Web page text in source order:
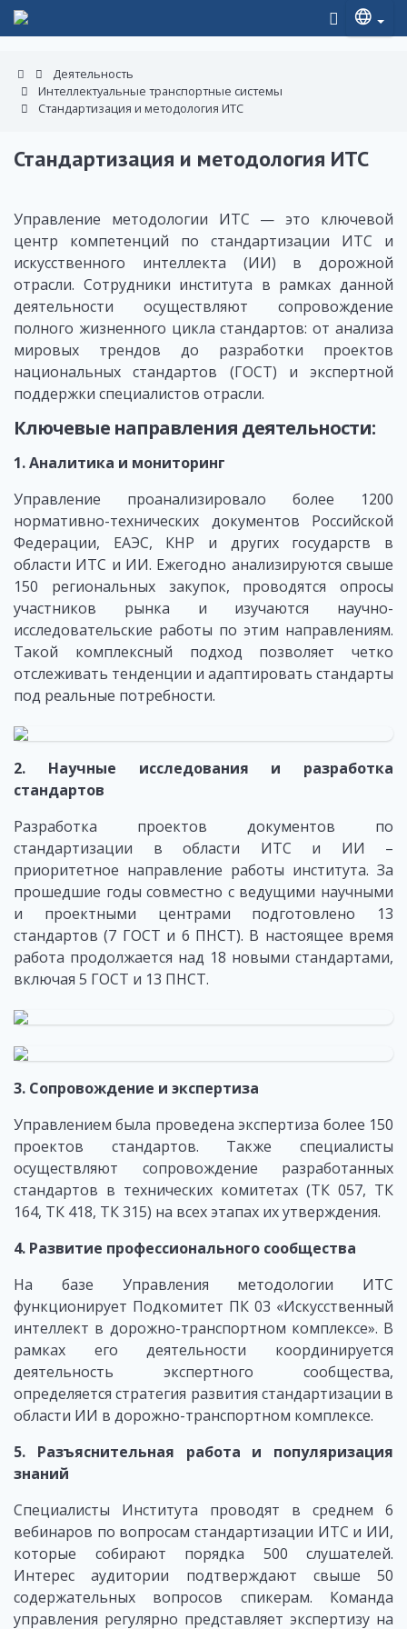
Деятельность
Интеллектуальные транспортные системы
Стандартизация и методология ИТС
Стандартизация и методология ИТС
Управление методологии ИТС — это ключевой
центр компетенций по стандартизации ИТС и
искусственного интеллекта (ИИ) в дорожной
отрасли. Сотрудники института в рамках данной
деятельности осуществляют сопровождение
полного жизненного цикла стандартов: от анализа
мировых трендов до разработки проектов
национальных стандартов (ГОСТ) и экспертной
поддержки специалистов отрасли.
Ключевые направления деятельности:
1. Аналитика и мониторинг
Управление проанализировало более 1200
нормативно-технических документов Российской
Федерации, ЕАЭС, КНР и других государств в
области ИТС и ИИ. Ежегодно анализируются свыше
150 региональных закупок, проводятся опросы
участников рынка и изучаются научно-
исследовательские работы по этим направлениям.
Такой комплексный подход позволяет четко
отслеживать тенденции и адаптировать стандарты
под реальные потребности.
2. Научные исследования и разработка
стандартов
Разработка проектов документов по
стандартизации в области ИТС и ИИ –
приоритетное направление работы института. За
прошедшие годы совместно с ведущими научными
и проектными центрами подготовлено 13
стандартов (7 ГОСТ и 6 ПНСТ). В настоящее время
работа продолжается над 18 новыми стандартами,
включая 5 ГОСТ и 13 ПНСТ.
3. Сопровождение и экспертиза
Управлением была проведена экспертиза более 150
проектов стандартов. Также специалисты
осуществляют сопровождение разработанных
стандартов в технических комитетах (ТК 057, ТК
164, ТК 418, ТК 315) на всех этапах их утверждения.
4. Развитие профессионального сообщества
На базе Управления методологии ИТС
функционирует Подкомитет ПК 03 «Искусственный
интеллект в дорожно-транспортном комплексе». В
рамках его деятельности координируется
деятельность экспертного сообщества,
определяется стратегия развития стандартизации в
области ИИ в дорожно-транспортном комплексе.
5. Разъяснительная работа и популяризация
знаний
Специалисты Института проводят в среднем 6
вебинаров по вопросам стандартизации ИТС и ИИ,
которые собирают порядка 500 слушателей.
Интерес аудитории подтверждают свыше 50
содержательных вопросов спикерам. Команда
управления регулярно представляет экспертизу на